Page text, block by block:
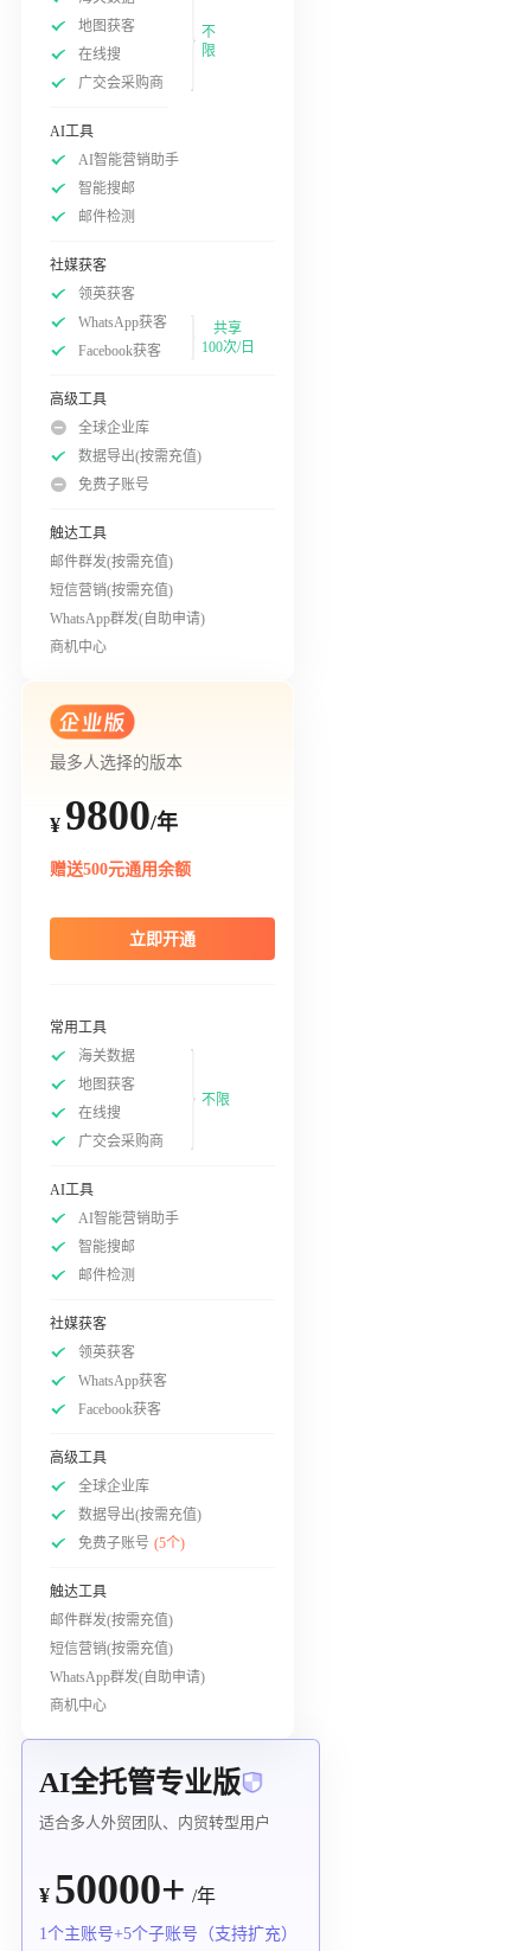
地图获客
在线搜
广交会采购商
不
限
AI工具
AI智能营销助手
智能搜邮
邮件检测
社媒获客
领英获客
WhatsApp获客
Facebook获客
共享
100次/日
高级工具
全球企业库
数据导出(按需充值)
免费子账号
触达工具
邮件群发(按需充值)
短信营销(按需充值)
WhatsApp群发(自助申请)
商机中心
最多人选择的版本
¥ 9800/年
赠送500元通用余额
立即开通
常用工具
海关数据
地图获客
在线搜
广交会采购商
不限
AI工具
AI智能营销助手
智能搜邮
邮件检测
社媒获客
领英获客
WhatsApp获客
Facebook获客
高级工具
全球企业库
数据导出(按需充值)
免费子账号 (5个)
触达工具
邮件群发(按需充值)
短信营销(按需充值)
WhatsApp群发(自助申请)
商机中心
AI全托管专业版
适合多人外贸团队、内贸转型用户
¥ 50000+ /年
1个主账号+5个子账号（支持扩充）